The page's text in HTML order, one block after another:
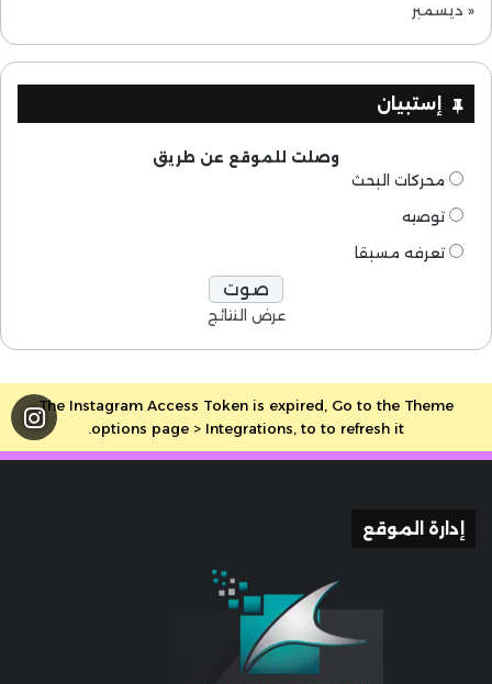
« ديسمبر
إستبيان
وصلت للموقع عن طريق
محركات البحث
توصيه
تعرفه مسبقا
عرض النتائج
The Instagram Access Token is expired, Go to the Theme
options page > Integrations, to to refresh it.
إدارة الموقع